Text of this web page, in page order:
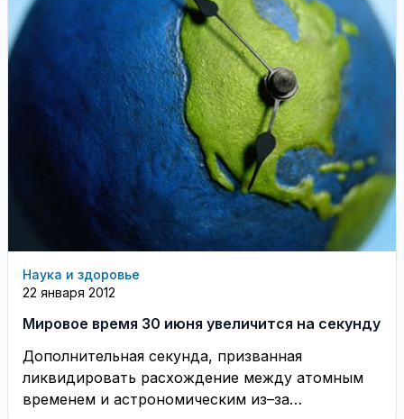
Наука и здоровье
22 января 2012
Мировое время 30 июня увеличится на секунду
Дополнительная секунда, призванная
ликвидировать расхождение между атомным
временем и астрономическим из–за